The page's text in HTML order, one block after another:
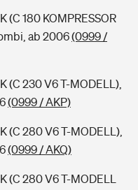
(C 180 KOMPRESSOR
ab 2006(0999 /
(C 230 V6 T-MODELL),
(0999 / AKP)
(C 280 V6 T-MODELL),
(0999 / AKQ)
(C 280 V6 T-MODELL